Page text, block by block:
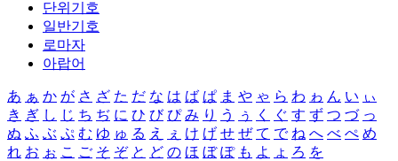
단위기호
일반기호
로마자
아랍어
あ ぁ か が さ ざ た だ な は ば ぱ ま や ゃ ら わ ゎ ん い ぃ
き ぎ し じ ち ぢ に ひ び ぴ み り う ぅ く ぐ す ず つ づ っ
ぬ ふ ぶ ぷ む ゆ ゅ る え ぇ け げ せ ぜ て で ね へ べ ぺ め
れ お ぉ こ ご そ ぞ と ど の ほ ぼ ぽ も よ ょ ろ を